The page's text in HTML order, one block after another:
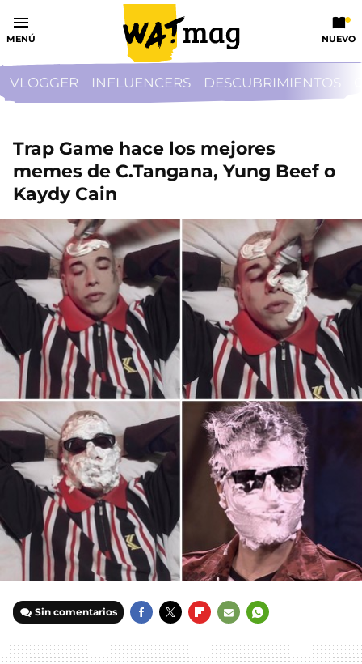
MENÚ NUEVO
VLOGGER INFLUENCERS DESCUBRIMIENTOS
Trap Game hace los mejores
memes de C.Tangana, Yung Beef o
Kaydy Cain
Sin comentarios
MAIL